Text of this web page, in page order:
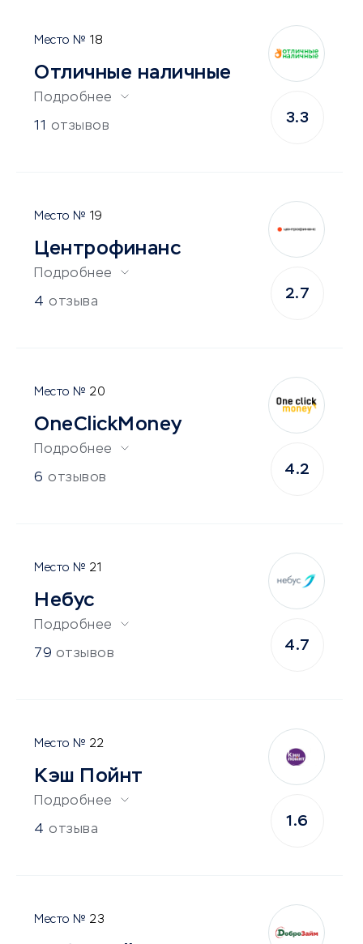
18
Отличные наличные
Подробнее
11 отзывов
3.3
19
Центрофинанс
Подробнее
4 отзыва
2.7
20
OneClickMoney
Подробнее
6 отзывов
4.2
21
Небус
Подробнее
79 отзывов
4.7
22
Кэш Пойнт
Подробнее
4 отзыва
1.6
23